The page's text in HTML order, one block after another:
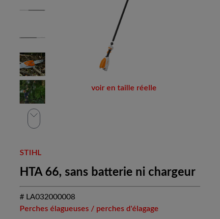
voir en taille réelle
STIHL
HTA 66, sans batterie ni chargeur
# LA032000008
Perches élagueuses / perches d'élagage